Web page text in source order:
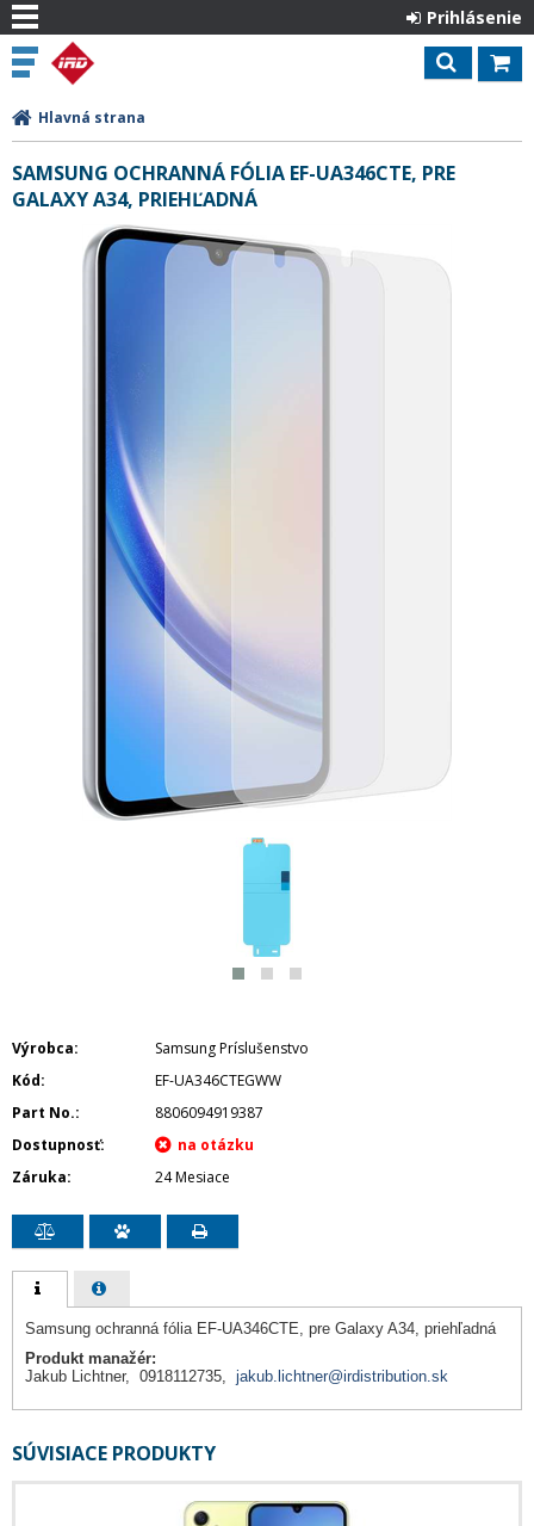
Prihlásenie
Hlavná strana
SAMSUNG OCHRANNÁ FÓLIA EF-UA346CTE, PRE
GALAXY A34, PRIEHĽADNÁ
Výrobca
Samsung Príslušenstvo
Kód
EF-UA346CTEGWW
Part No.
8806094919387
Dostupnosť
Záruka
24 Mesiace
Samsung ochranná fólia EF-UA346CTE, pre Galaxy A34, priehľadná
Produkt manažér:
Jakub Lichtner, 0918112735, jakub.lichtner@irdistribution.sk
SÚVISIACE PRODUKTY